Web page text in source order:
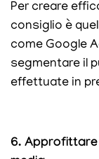
Per creare
consiglio è
come Google
segmentare il
effettuate in
6.